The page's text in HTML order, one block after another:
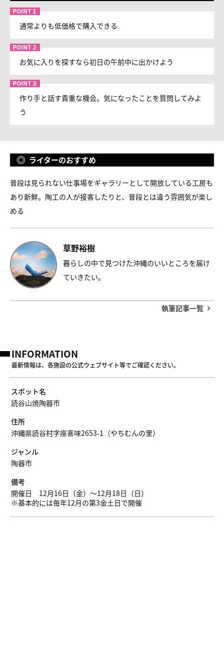
通常よりも低価格で購入できる
お気に入りを探すなら初日の午前中に出かけよう
作り手と話す貴重な機会。気になったことを質問してみよ
う
ライターのおすすめ
普段は見られない仕事場をギャラリーとして開放している工房も
あり新鮮。陶工の人が接客したりと、普段とは違う雰囲気が楽し
める
草野裕樹
暮らしの中で見つけた沖縄のいいところを届け
ていきたい。
執筆記事一覧
INFORMATION
最新情報は、各施設の公式ウェブサイト等でご確認ください。
スポット名
読谷山焼陶器市
住所
沖縄県読谷村字座喜味2653-1（やちむんの里）
ジャンル
陶器市
備考
開催日 12月16日（金）～12月18日（日）
※基本的には毎年12月の第3金土日で開催